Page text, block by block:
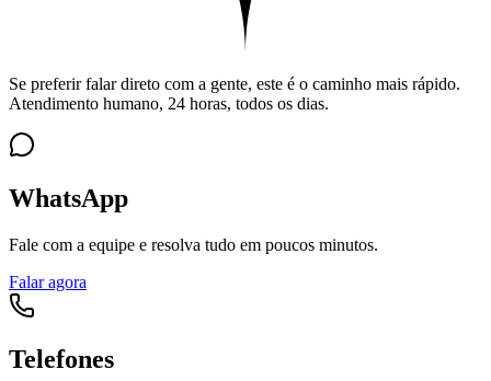
Se preferir falar direto com a gente, este é o caminho mais rápido.
Atendimento humano, 24 horas, todos os dias.
WhatsApp
Fale com a equipe e resolva tudo em poucos minutos.
Falar agora
Telefones